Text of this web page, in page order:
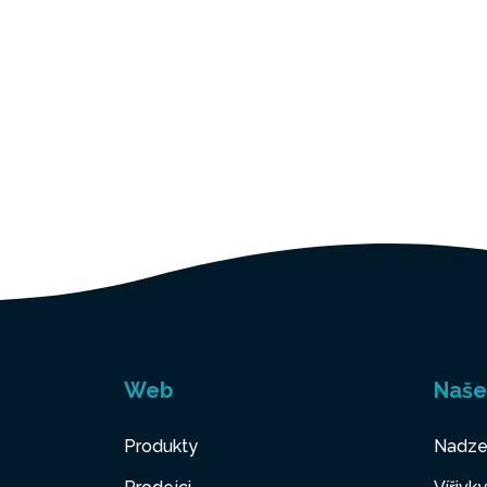
Web
Produkty